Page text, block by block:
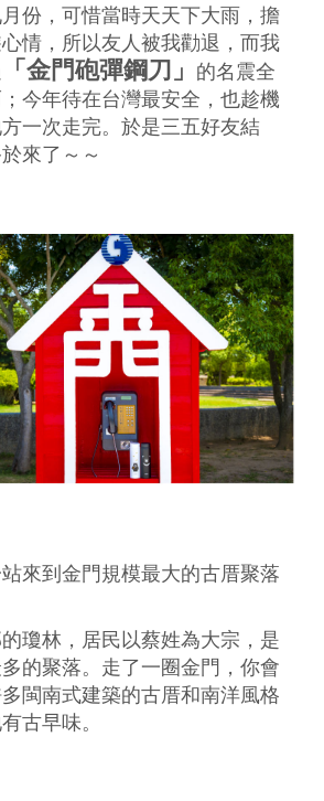
份，可惜當時天天下大雨，擔
情，所以友人被我勸退，而我
「金門砲彈鋼刀」
的名震全
今年待在台灣最安全，也趁機
一次走完。於是三五好友結
來了～～
來到金門規模最大的古厝聚落
瓊林，居民以蔡姓為大宗，是
的聚落。走了一圈金門，你會
閩南式建築的古厝和南洋風格
古早味。